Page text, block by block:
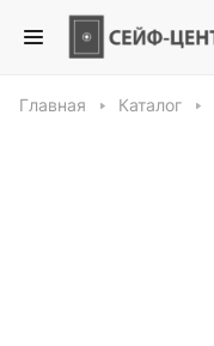
Главная Каталог